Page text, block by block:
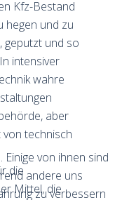
Kfz-Bestand
hegen und zu
geputzt und so
intensiver
wahre
aber
technisch
die
Mittel, die
von ihnen sind
andere uns
zu verbessern